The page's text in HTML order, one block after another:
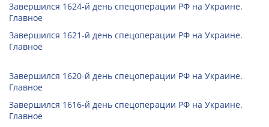
Завершился 1624-й день спецоперации РФ на Украине.
Главное
Завершился 1621-й день спецоперации РФ на Украине.
Главное
Завершился 1620-й день спецоперации РФ на Украине.
Главное
Завершился 1616-й день спецоперации РФ на Украине.
Главное